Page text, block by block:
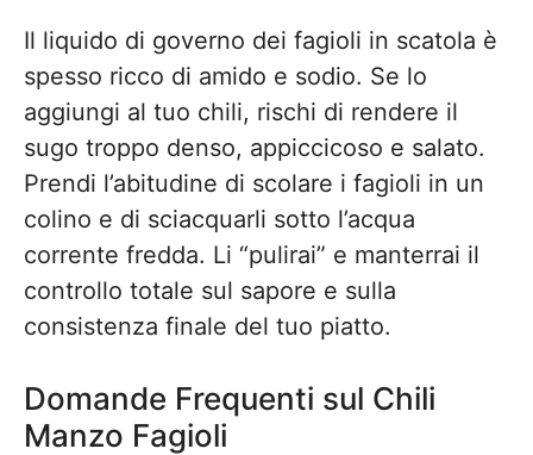
Il liquido di governo dei fagioli in scatola è
spesso ricco di amido e sodio. Se lo
aggiungi al tuo chili, rischi di rendere il
sugo troppo denso, appiccicoso e salato.
Prendi l’abitudine di scolare i fagioli in un
colino e di sciacquarli sotto l’acqua
corrente fredda. Li “pulirai” e manterrai il
controllo totale sul sapore e sulla
consistenza finale del tuo piatto.
Domande Frequenti sul Chili
Manzo Fagioli